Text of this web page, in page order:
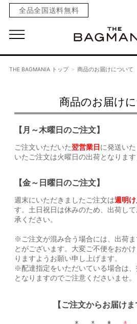
全品全国送料無料
THE BAGMANIA トップ 商品のお届けについて
商品のお届け
【月～木曜日のご注文】
ご注文いただいた翌営業日に発送い
いたご注文は火曜日の出荷となります
【金～日曜日のご注文】
週末にいただきましたご注文は週明
す。土日祝日は休みのため、出荷し
承ください。
※ご注文が混み合う場合には、出荷ま
とがございます。大変ご不便をおか
りますようお願い申し上げます。
※配達指定をいただいている場合は
となりますのでご注意くださいませ。
【ご注文からお届けま